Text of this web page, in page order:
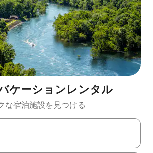
ケーションレンタル
な宿泊施設を見つける
れたら、上下の矢印キーを使って移動するか